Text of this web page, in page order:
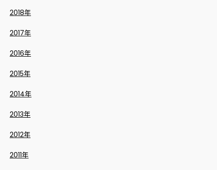
2018年
2017年
2016年
2015年
2014年
2013年
2012年
2011年